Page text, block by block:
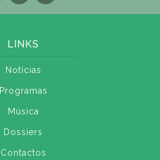
LINKS
Notícias
Programas
Música
Dossiers
Contactos